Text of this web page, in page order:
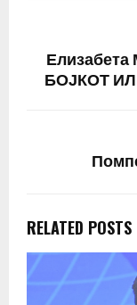
БОЈКОТ
RELATED POSTS